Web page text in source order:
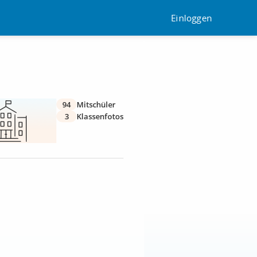
Einloggen
94
Mitschüler
3
Klassenfotos